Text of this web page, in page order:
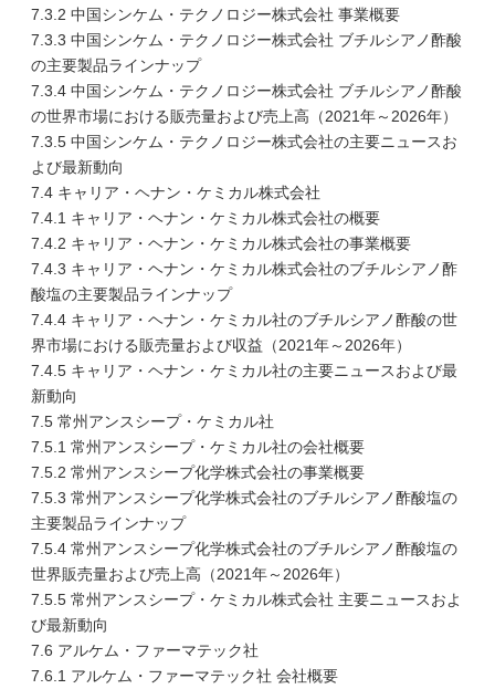
7.3.2 中国シンケム・テクノロジー株式会社 事業概要
7.3.3 中国シンケム・テクノロジー株式会社 ブチルシアノ酢酸
の主要製品ラインナップ
7.3.4 中国シンケム・テクノロジー株式会社 ブチルシアノ酢酸
の世界市場における販売量および売上高（2021年～2026年）
7.3.5 中国シンケム・テクノロジー株式会社の主要ニュースお
よび最新動向
7.4 キャリア・ヘナン・ケミカル株式会社
7.4.1 キャリア・ヘナン・ケミカル株式会社の概要
7.4.2 キャリア・ヘナン・ケミカル株式会社の事業概要
7.4.3 キャリア・ヘナン・ケミカル株式会社のブチルシアノ酢
酸塩の主要製品ラインナップ
7.4.4 キャリア・ヘナン・ケミカル社のブチルシアノ酢酸の世
界市場における販売量および収益（2021年～2026年）
7.4.5 キャリア・ヘナン・ケミカル社の主要ニュースおよび最
新動向
7.5 常州アンスシープ・ケミカル社
7.5.1 常州アンスシープ・ケミカル社の会社概要
7.5.2 常州アンスシープ化学株式会社の事業概要
7.5.3 常州アンスシープ化学株式会社のブチルシアノ酢酸塩の
主要製品ラインナップ
7.5.4 常州アンスシープ化学株式会社のブチルシアノ酢酸塩の
世界販売量および売上高（2021年～2026年）
7.5.5 常州アンスシープ・ケミカル株式会社 主要ニュースおよ
び最新動向
7.6 アルケム・ファーマテック社
7.6.1 アルケム・ファーマテック社 会社概要